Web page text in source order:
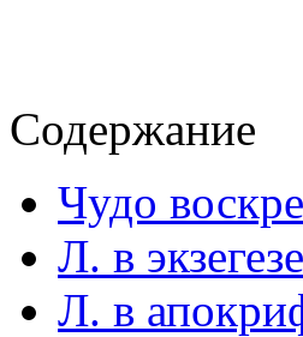
Содержание
Чудо
Л. в
Л. в